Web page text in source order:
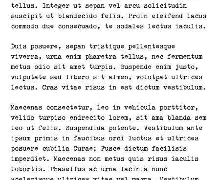
tellus. Integer ut sepan vel arcu solicitudin
suscipit ut blandecido felis. Proin eleifend lacus
commodo due consecuado, te sodales lectus iaculis.
Duis posuere, sepan tristique pellentesque
viverra, urna enim pharetra tellus, nec fermentum
metus odio sit amet turpis. Suspende enim justo,
vulputate sed libero sit almen, volutpat ultrices
lectus. Cras vitae risus in est dictum vestibulum.
Maecenas consectetur, leo in vehicula porttitor,
velido turpiso endrecito lorem, sit ama blanda sem
leo ut felis. Suspendida potente. Vestibulum ante
ipsum primis in faucibus orci luctus et ultrices
posuere cubilia Curae; Fusce dictum facilisis
imperdiet. Maecenas non metus quis risus iaculis
lobortis. Phasellus ac urna lacinia nunc